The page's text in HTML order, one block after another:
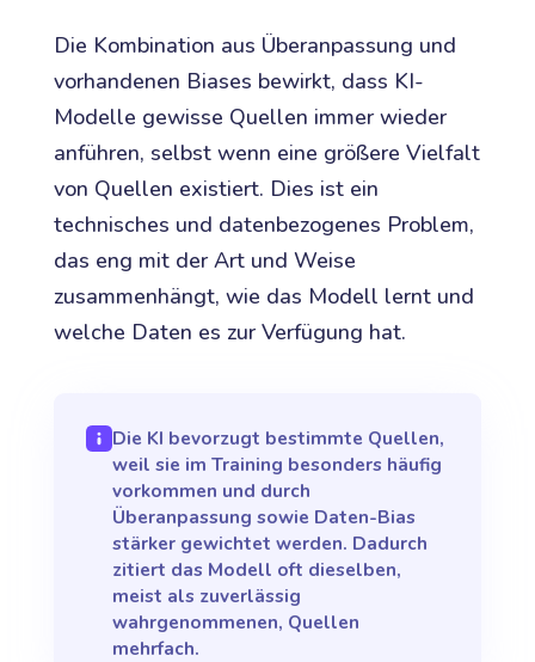
Die Kombination aus Überanpassung und
vorhandenen Biases bewirkt, dass KI-
Modelle gewisse Quellen immer wieder
anführen, selbst wenn eine größere Vielfalt
von Quellen existiert. Dies ist ein
technisches und datenbezogenes Problem,
das eng mit der Art und Weise
zusammenhängt, wie das Modell lernt und
welche Daten es zur Verfügung hat.
Die KI bevorzugt bestimmte Quellen,
weil sie im Training besonders häufig
vorkommen und durch
Überanpassung sowie Daten-Bias
stärker gewichtet werden. Dadurch
zitiert das Modell oft dieselben,
meist als zuverlässig
wahrgenommenen, Quellen
mehrfach.